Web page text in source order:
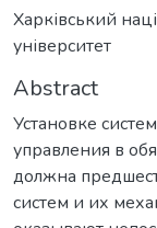
Харківський
університет
Abstract
Установке
управления в
должна
систем и их